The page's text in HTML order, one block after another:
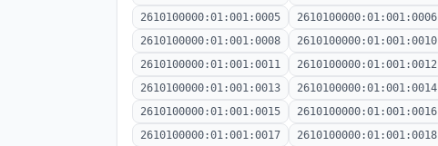
2610100000:01:001:0005
2610100000:01:001:0006
2610100000:01:001:0008
2610100000:01:001:0010
2610100000:01:001:0011
2610100000:01:001:0012
2610100000:01:001:0013
2610100000:01:001:0014
2610100000:01:001:0015
2610100000:01:001:0016
2610100000:01:001:0017
2610100000:01:001:0018